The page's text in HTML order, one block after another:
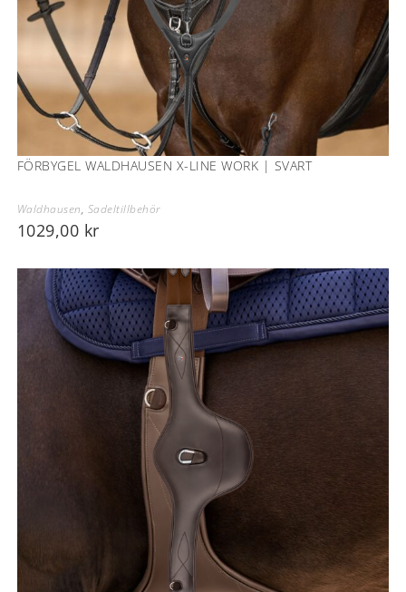
FÖRBYGEL WALDHAUSEN X-LINE WORK | SVART
Waldhausen, Sadeltillbehör
1029,00 kr